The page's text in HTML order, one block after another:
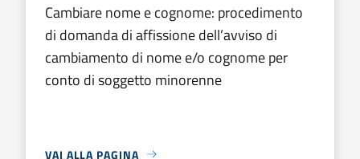
Cambiare nome e cognome: procedimento
di domanda di affissione dell’avviso di
cambiamento di nome e/o cognome per
conto di soggetto minorenne
VAI ALLA PAGINA